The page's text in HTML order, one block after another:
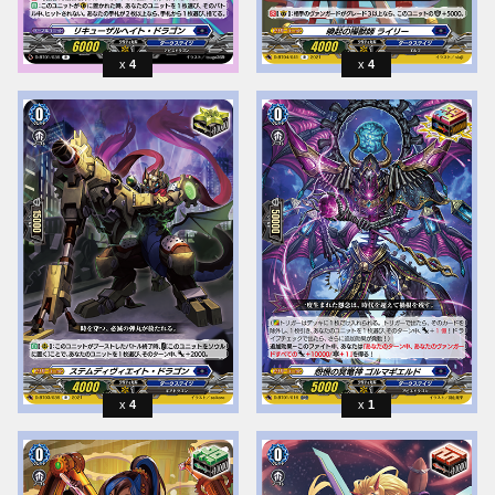
4 4
4 1